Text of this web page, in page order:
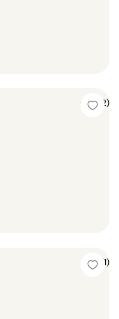
5 (2)
5 (1)